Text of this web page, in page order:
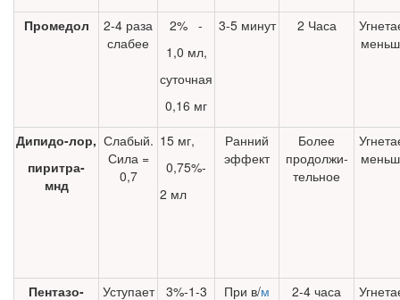
Промедол
2-4 раза
слабее
2% -
1,0 мл,
суточная
0,16 мг
3-5 минут 2 Часа
Дипидо-лор,
пиритра-
мнд
Слабый.
Сила =
0,7
15 мг,
0,75%-
2 мл
Ранний
эффект
Более
продолжи­
тельное
Пентазо- Уступает 3%-1-3 При в/м 2-4 часа